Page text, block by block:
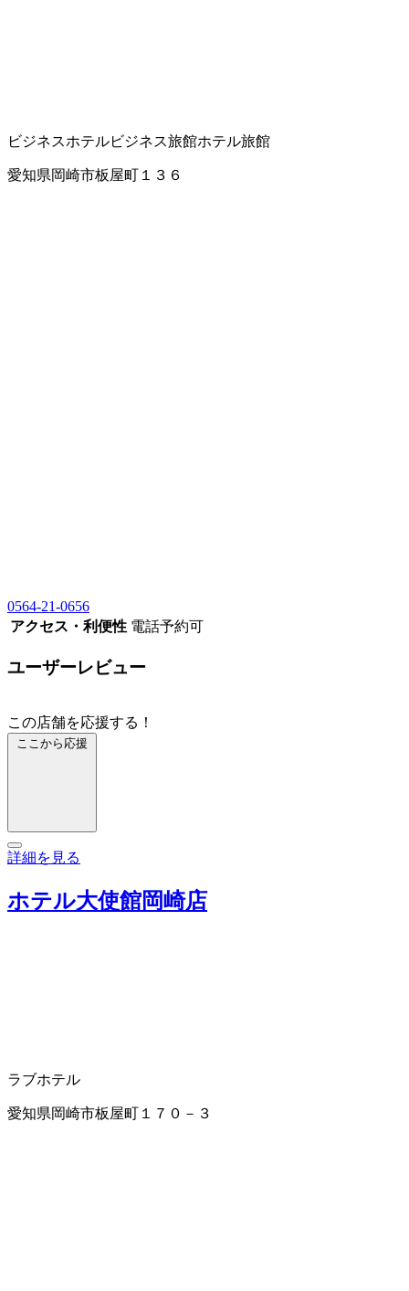
ビジネスホテルビジネス旅館ホテル旅館
愛知県岡崎市板屋町１３６
0564-21-0656
アクセス・利便性 電話予約可
ユーザーレビュー
この店舗を応援する！
ここから応援
詳細を見る
ホテル大使館岡崎店
ラブホテル
愛知県岡崎市板屋町１７０－３